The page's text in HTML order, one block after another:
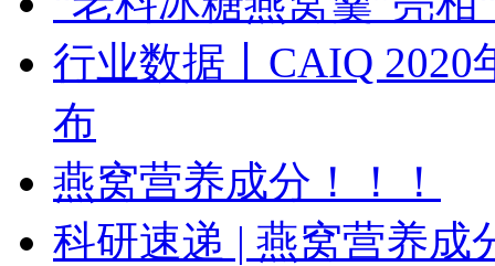
行业数据丨CAIQ
布
燕窝营养成分！！！
科研速递 | 燕窝营养成